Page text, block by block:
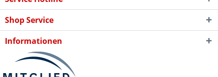
Shop Service
Informationen